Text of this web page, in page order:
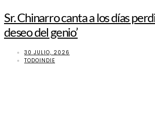
Sr. Chinarro canta a los días
deseo del genio’
30 JULIO, 2026
TODOINDIE